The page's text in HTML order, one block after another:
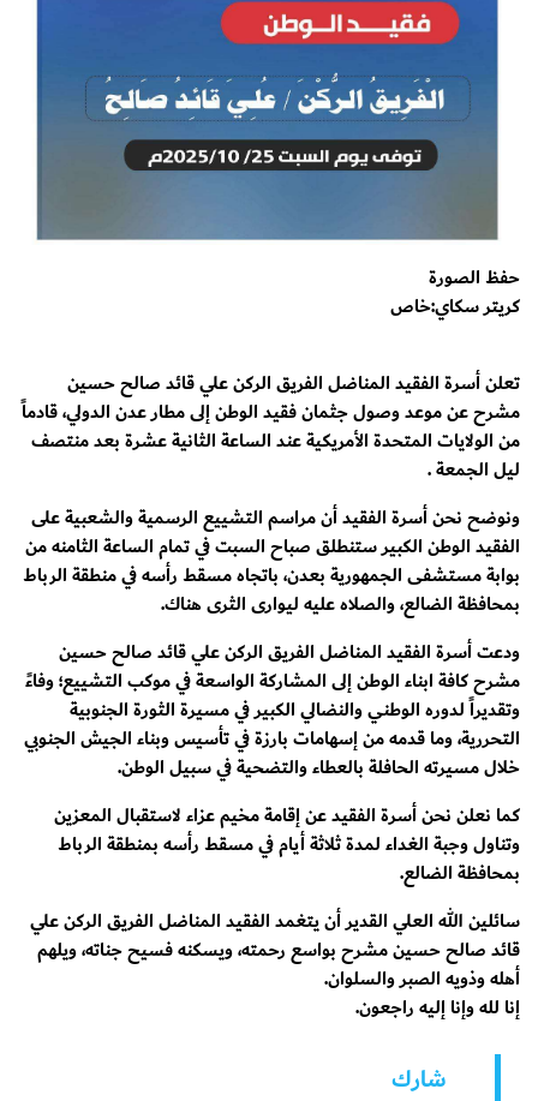
حفظ الصورة
كريتر سكاي:خاص
تعلن أسرة الفقيد المناضل الفريق الركن علي قائد صالح حسين
مشرح عن موعد وصول جثمان فقيد الوطن إلى مطار عدن الدولي، قادماً
من الولايات المتحدة الأمريكية عند الساعة الثانية عشرة بعد منتصف
ليل الجمعة .
ونوضح نحن أسرة الفقيد أن مراسم التشييع الرسمية والشعبية على
الفقيد الوطن الكبير ستنطلق صباح السبت في تمام الساعة الثامنه من
بوابة مستشفى الجمهورية بعدن، باتجاه مسقط رأسه في منطقة الرباط
بمحافظة الضالع، والصلاه عليه ليوارى الثرى هناك.
ودعت أسرة الفقيد المناضل الفريق الركن علي قائد صالح حسين
مشرح كافة ابناء الوطن إلى المشاركة الواسعة في موكب التشييع؛ وفاءً
وتقديراً لدوره الوطني والنضالي الكبير في مسيرة الثورة الجنوبية
التحررية، وما قدمه من إسهامات بارزة في تأسيس وبناء الجيش الجنوبي
خلال مسيرته الحافلة بالعطاء والتضحية في سبيل الوطن.
كما نعلن نحن أسرة الفقيد عن إقامة مخيم عزاء لاستقبال المعزين
وتناول وجبة الغداء لمدة ثلاثة أيام في مسقط رأسه بمنطقة الرباط
بمحافظة الضالع.
سائلين الله العلي القدير أن يتغمد الفقيد المناضل الفريق الركن علي
قائد صالح حسين مشرح بواسع رحمته، ويسكنه فسيح جناته، ويلهم
أهله وذويه الصبر والسلوان.
إنا لله وإنا إليه راجعون.
شارك